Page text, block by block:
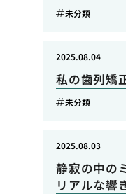
未分類
私の歯列矯
2025.08.04
未分類
静寂の中の
リアルな響
2025.08.03